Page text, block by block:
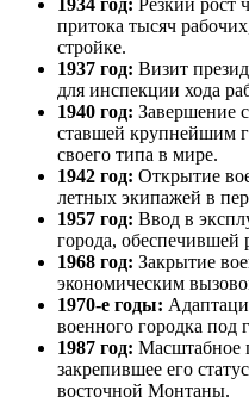
1934 год: Резкий рост
притока тысяч
стройке.
1937 год: Визит
для инспекции хода
1940 год: Завершение
ставшей крупнейшим
своего типа в мире.
1942 год: Открытие
летных экипажей в
1957 год: Ввод в
города, обеспечившей
1968 год: Закрытие
экономическим
1970-е годы:
военного городка
1987 год: Масштабное
закрепившее его
восточной Монтаны.